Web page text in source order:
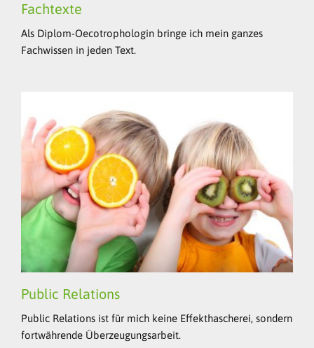
Fachtexte
Als Diplom-Oecotrophologin bringe ich mein ganzes
Fachwissen in jeden Text.
Public Relations
Public Relations ist für mich keine Effekthascherei, sondern
fortwährende Überzeugungsarbeit.